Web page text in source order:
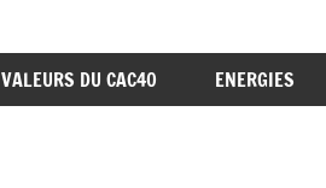
VALEURS DU CAC40 ENERGIES